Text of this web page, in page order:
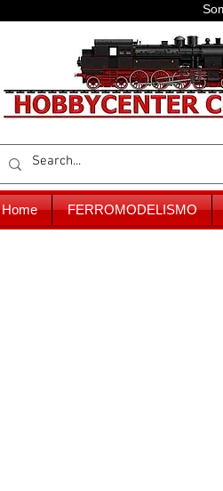
Home FERROMODELISMO